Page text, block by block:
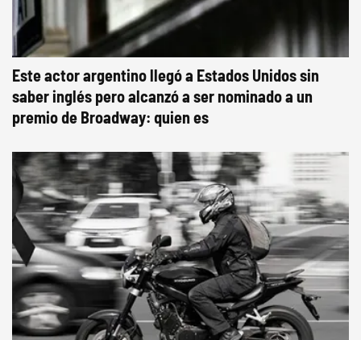
Este actor argentino llegó a Estados Unidos sin
saber inglés pero alcanzó a ser nominado a un
premio de Broadway: quien es